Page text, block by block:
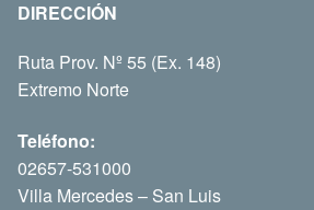
DIRECCIÓN
Ruta Prov. Nº 55 (Ex. 148)
Extremo Norte
Teléfono:
02657-531000
Villa Mercedes – San Luis